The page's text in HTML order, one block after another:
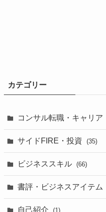
カテゴリー
コンサル転職・キャリア
サイドFIRE・投資 (35)
ビジネススキル (66)
書評・ビジネスアイテム
自己紹介 (1)